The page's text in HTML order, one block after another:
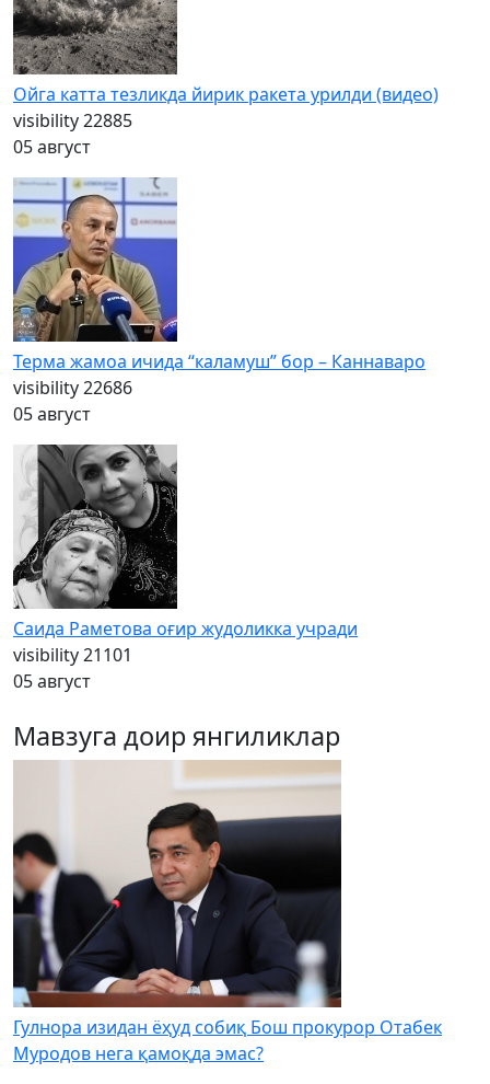
Ойга катта тезликда йирик ракета урилди (видео)
visibility22885
05 август
Терма жамоа ичида “каламуш” бор – Каннаваро
visibility22686
05 август
Саида Раметова оғир жудоликка учради
visibility21101
05 август
Мавзуга доир янгиликлар
Гулнора изидан ёҳуд собиқ Бош прокурор Отабек
Муродов нега қамоқда эмас?